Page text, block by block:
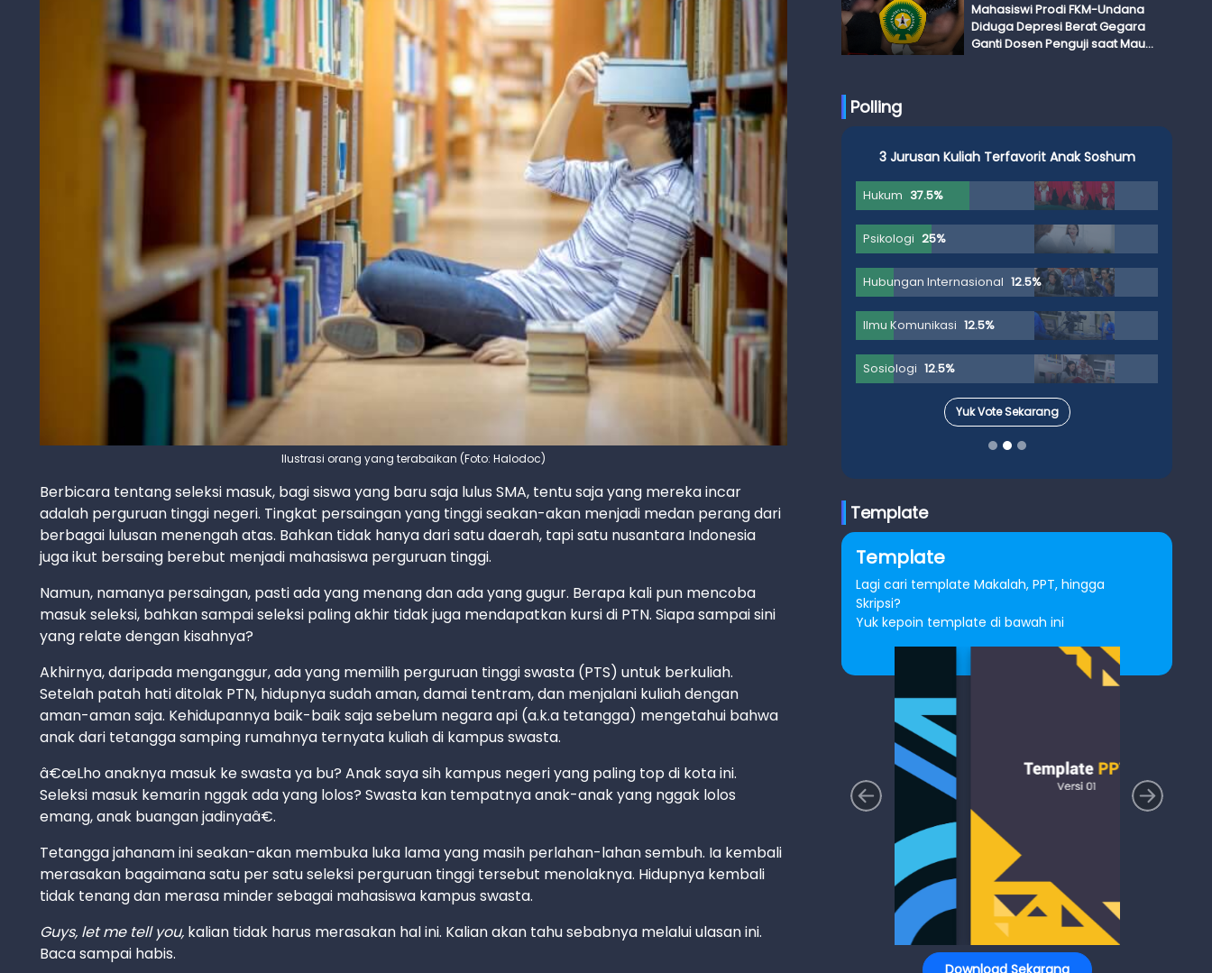
Ilustrasi orang yang terabaikan (Foto: Halodoc)
Berbicara tentang seleksi masuk, bagi siswa yang baru saja lulus SMA, tentu saja yang mereka incar
adalah perguruan tinggi negeri. Tingkat persaingan yang tinggi seakan-akan menjadi medan perang dari
berbagai lulusan menengah atas. Bahkan tidak hanya dari satu daerah, tapi satu nusantara Indonesia
juga ikut bersaing berebut menjadi mahasiswa perguruan tinggi.
Namun, namanya persaingan, pasti ada yang menang dan ada yang gugur. Berapa kali pun mencoba
masuk seleksi, bahkan sampai seleksi paling akhir tidak juga mendapatkan kursi di PTN. Siapa sampai sini
yang relate dengan kisahnya?
Akhirnya, daripada menganggur, ada yang memilih perguruan tinggi swasta (PTS) untuk berkuliah.
Setelah patah hati ditolak PTN, hidupnya sudah aman, damai tentram, dan menjalani kuliah dengan
aman-aman saja. Kehidupannya baik-baik saja sebelum negara api (a.k.a tetangga) mengetahui bahwa
anak dari tetangga samping rumahnya ternyata kuliah di kampus swasta.
â€œLho anaknya masuk ke swasta ya bu? Anak saya sih kampus negeri yang paling top di kota ini.
Seleksi masuk kemarin nggak ada yang lolos? Swasta kan tempatnya anak-anak yang nggak lolos
emang, anak buangan jadinyaâ€.
Tetangga jahanam ini seakan-akan membuka luka lama yang masih perlahan-lahan sembuh. Ia kembali
merasakan bagaimana satu per satu seleksi perguruan tinggi tersebut menolaknya. Hidupnya kembali
tidak tenang dan merasa minder sebagai mahasiswa kampus swasta.
Guys, let me tell you, kalian tidak harus merasakan hal ini. Kalian akan tahu sebabnya melalui ulasan ini.
Baca sampai habis.
Mahasiswi Prodi FKM-Undana
Diduga Depresi Berat Gegara
Ganti Dosen Penguji saat Mau
Polling
3 Jurusan Kuliah Terfavorit Anak Soshum
Hukum 37.5%
Psikologi 25%
Hubungan Internasional 12.5%
Ilmu Komunikasi 12.5%
Sosiologi 12.5%
Yuk Vote Sekarang
Template
Template
Lagi cari template Makalah, PPT, hingga
Skripsi?
Yuk kepoin template di bawah ini
Download Sekarang